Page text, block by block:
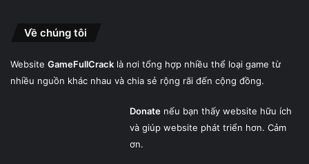
Về chúng tôi
Website GameFullCrack là nơi tổng hợp nhiều thể loại game từ
nhiều nguồn khác nhau và chia sẻ rộng rãi đến cộng đồng.
Donatenếu bạn thấy website hữu ích
và giúp website phát triển hơn. Cảm
ơn.